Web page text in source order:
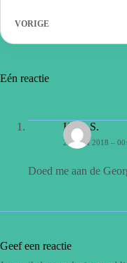
VORIGE
Eén reactie
Koos S.
20 JULI 2018 –
Doed me aan de
Geef een reactie